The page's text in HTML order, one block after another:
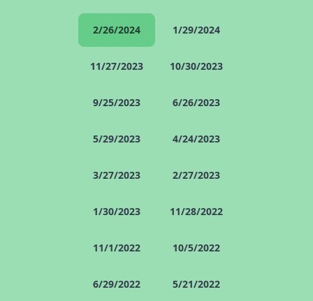
2/26/2024 1/29/2024
11/27/2023 10/30/2023
9/25/2023 6/26/2023
5/29/2023 4/24/2023
3/27/2023 2/27/2023
1/30/2023 11/28/2022
11/1/2022 10/5/2022
6/29/2022 5/21/2022